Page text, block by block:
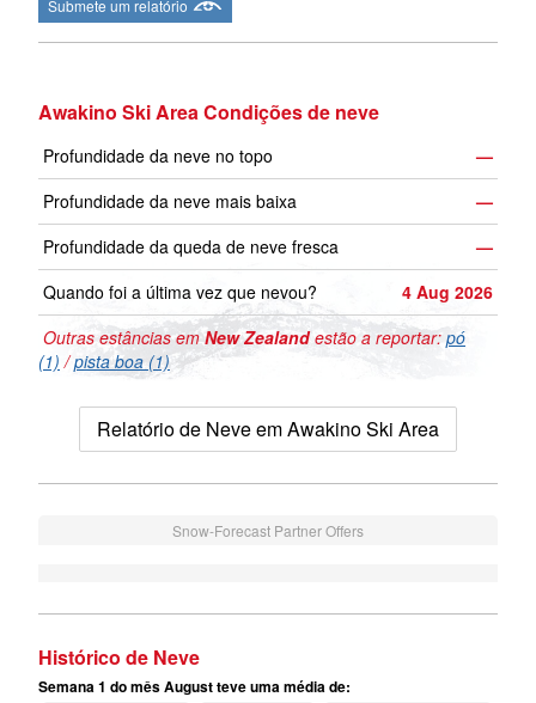
Submete um relatório
Awakino Ski Area Condições de neve
Profundidade da neve no topo
—
Profundidade da neve mais baixa
—
Profundidade da queda de neve fresca
—
Quando foi a última vez que nevou?
4 Aug 2026
Outras estâncias emNew Zealandestão a reportar: pó
(1) /pista boa (1)
Relatório de Neve em Awakino Ski Area
Snow-Forecast Partner Offers
Histórico de Neve
Semana 1 do mês August teve uma média de: